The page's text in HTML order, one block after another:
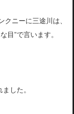
ニーに三途川は、
目”で言います。
した。